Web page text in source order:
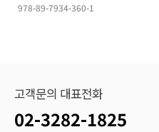
978-89-7934-360-1
고객문의 대표전화
02-3282-1825